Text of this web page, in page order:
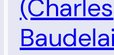
(Charles